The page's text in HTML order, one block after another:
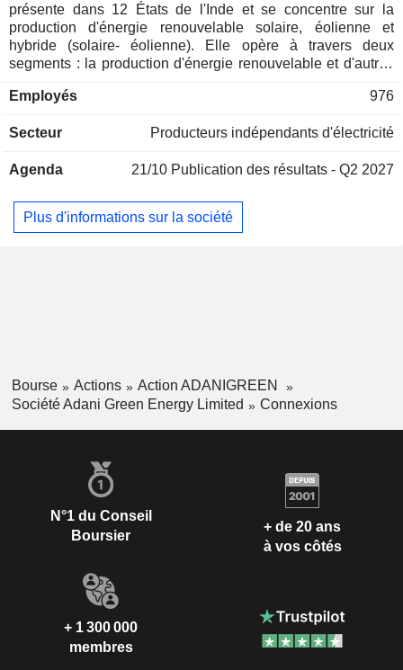
présente dans 12 États de l'Inde et se concentre sur la
production d'énergie renouvelable solaire, éolienne et
hybride (solaire- éolienne). Elle opère à travers deux
segments : la production d'énergie renouvelable et d'autres
d'énergie solaire. Le segment de la vente d'équipements
Energy Limited. La société vend l'énergie renouvelable
contrats d'achat d'électricité à long terme et sur une base
développe également un parc solaire à Khavda, au Gujarat,
sur 19 000 hectares et a sous-loué 6 129 hectares de terrain
Employés 976
Secteur Producteurs indépendants d'électricité
Agenda 21/10 Publication des résultats - Q2 2027
Plus d'informations sur la société
Bourse Actions
Action ADANIGREEN
Société Adani Green Energy Limited
Connexions
N°1 du Conseil
Boursier
+ de 20 ans
à vos côtés
+ 1 300 000
membres